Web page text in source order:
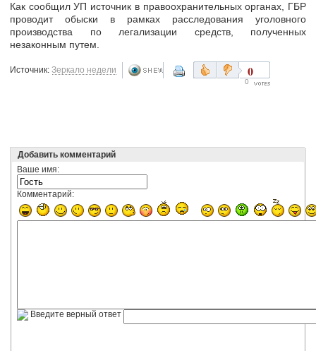
Как сообщил УП источник в правоохранительных органах, ГБР
проводит обыски в рамках расследования уголовного
производства по легализации средств, полученных
незаконным путем.
Источник: Зеркало недели 0
0
Добавить комментарий
Ваше имя:
Комментарий:
Введите верный ответ